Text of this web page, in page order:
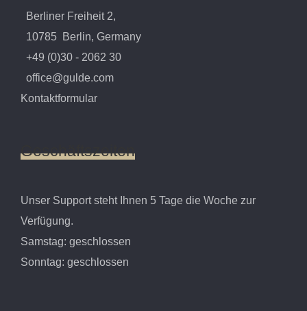
Berliner Freiheit 2,
10785 Berlin, Germany
+49 (0)30 - 2062 30
office@gulde.com
Kontaktformular
Geschäftszeiten
Unser Support steht Ihnen 5 Tage die Woche zur
Verfügung.
Samstag: geschlossen
Sonntag: geschlossen